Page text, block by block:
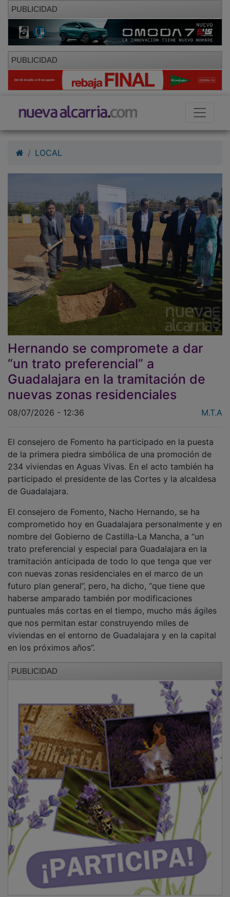
PUBLICIDAD
PUBLICIDAD
Hernando se compromete a dar
“un trato preferencial” a
Guadalajara en la tramitación de
nuevas zonas residenciales
de la primera piedra simbólica de una promoción de
234 viviendas en Aguas Vivas. En el acto también ha
participado el presidente de las Cortes y la alcaldesa
de Guadalajara.
comprometido hoy en Guadalajara personalmente y en
nombre del Gobierno de Castilla-La Mancha, a “un
trato preferencial y especial para Guadalajara en la
tramitación anticipada de todo lo que tenga que ver
con nuevas zonas residenciales en el marco de un
futuro plan general”, pero, ha dicho, “que tiene que
haberse amparado también por modificaciones
puntuales más cortas en el tiempo, mucho más ágiles
que nos permitan estar construyendo miles de
viviendas en el entorno de Guadalajara y en la capital
en los próximos años”.